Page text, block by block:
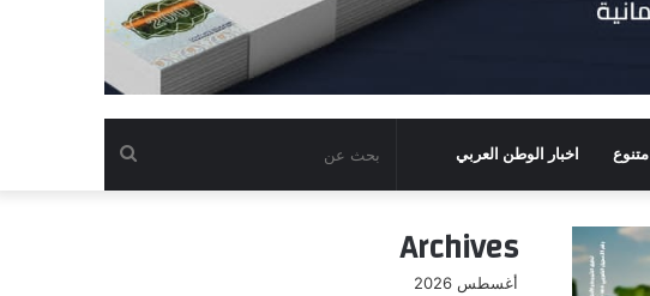
متنوع اخبار الوطن العربي
Archives
أغسطس 2026